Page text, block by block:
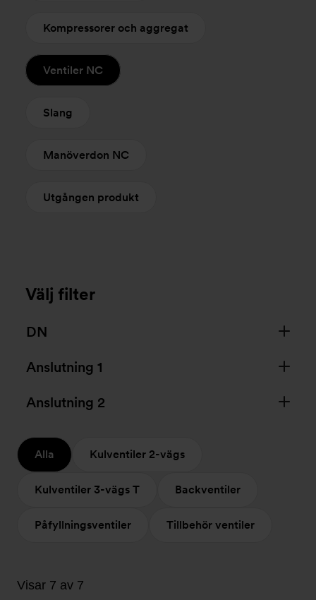
Kompressorer och aggregat
Ventiler NC
Slang
Manöverdon NC
Utgången produkt
Välj filter
DN
Anslutning 1
Anslutning 2
Alla Kulventiler 2-vägs
Kulventiler 3-vägs T Backventiler
Påfyllningsventiler Tillbehör ventiler
Visar 7 av 7